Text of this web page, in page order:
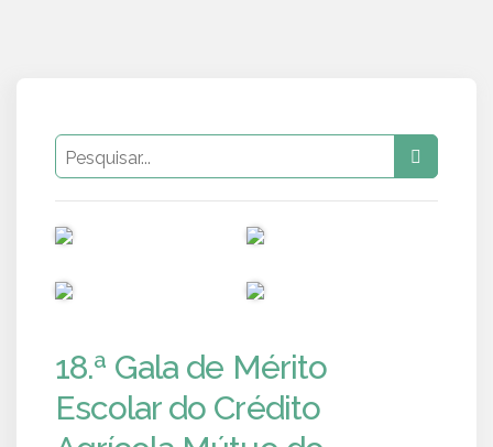
18.ª Gala de Mérito
Escolar do Crédito